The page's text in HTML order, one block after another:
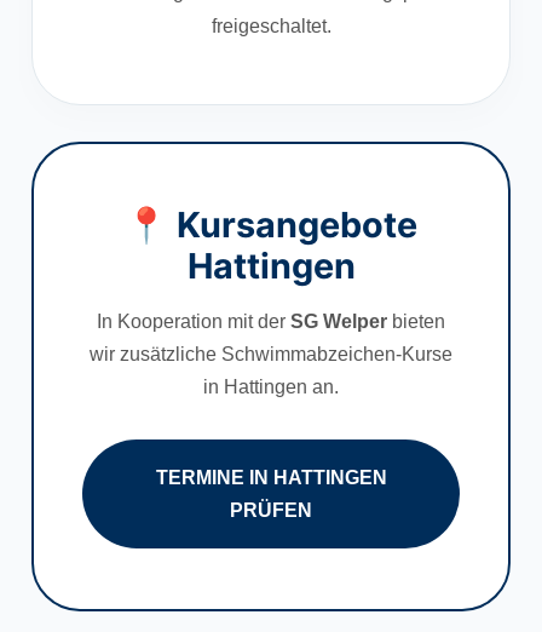
freigeschaltet.
📍 Kursangebote
Hattingen
In Kooperation mit der SG Welper bieten
wir zusätzliche Schwimmabzeichen-Kurse
in Hattingen an.
TERMINE IN HATTINGEN
PRÜFEN